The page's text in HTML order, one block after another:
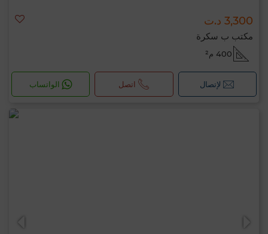
3,300 د.ت
مكتب ب سكرة
400 م²
لإتصال اتصل الواتساب